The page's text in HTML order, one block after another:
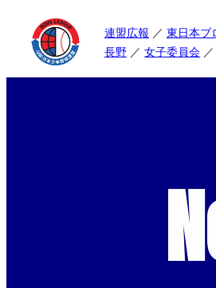
連盟広報 東日本ブ
長野
女子委員会